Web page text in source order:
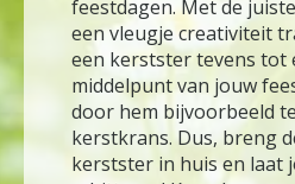
feestdagen. Met de
een vleugje creativiteit
een kerstster tevens tot
middelpunt van jouw
door hem bijvoorbeeld
kerstkrans. Dus, breng
kerstster in huis en laat